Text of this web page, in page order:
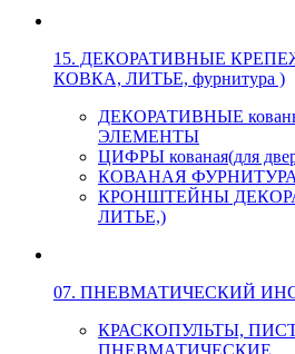
15. ДЕКОРАТИВНЫЕ
КОВКА, ЛИТЬЕ, фурнитура )
ДЕКОРАТИВНЫЕ
ЭЛЕМЕНТЫ
ЦИФРЫ кованая(для
КОВАНАЯ ФУРНИТУРА
КРОНШТЕЙНЫ
ЛИТЬЕ,)
07. ПНЕВМАТИЧЕСКИЙ
КРАСКОПУЛЬТЫ,
ПНЕВМАТИЧЕСКИЕ